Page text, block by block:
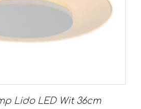
Lido LED Wit 36cm